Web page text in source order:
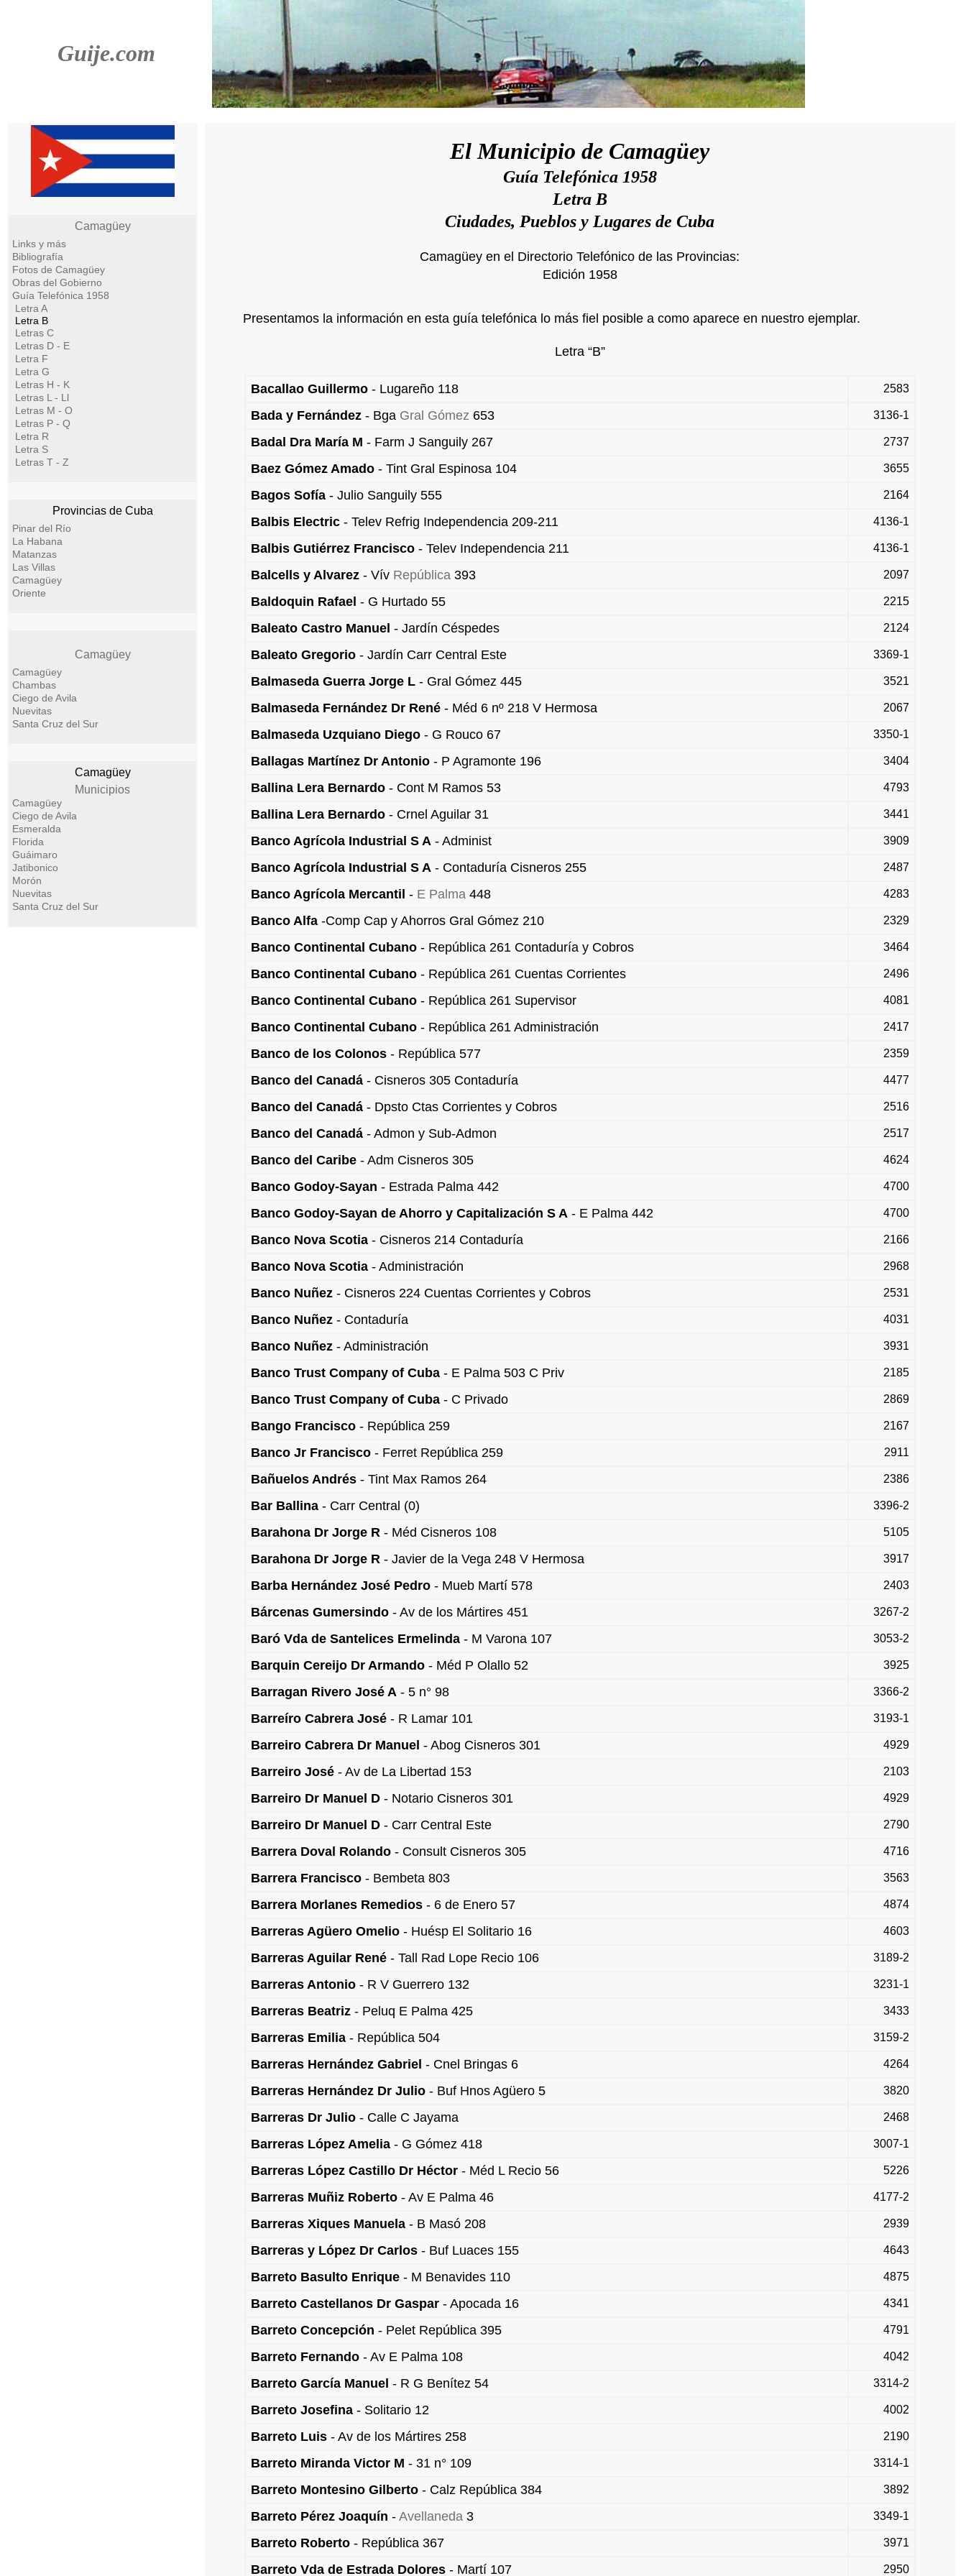
Guije.com
Camagüey
Links y más
Bibliografía
Fotos de Camagüey
Obras del Gobierno
Guía Telefónica 1958
Letra A
Letra B
Letras C
Letras D - E
Letra F
Letra G
Letras H - K
Letras L - Ll
Letras M - O
Letras P - Q
Letra R
Letra S
Letras T - Z
Provincias de Cuba
Pinar del Río
La Habana
Matanzas
Las Villas
Camagüey
Oriente
Camagüey
Camagüey
Chambas
Ciego de Avila
Nuevitas
Santa Cruz del Sur
Camagüey
Municipios
Camagüey
Ciego de Avila
Esmeralda
Florida
Guáimaro
Jatibonico
Morón
Nuevitas
Santa Cruz del Sur
El Municipio de Camagüey
Guía Telefónica 1958
Letra B
Ciudades, Pueblos y Lugares de Cuba
Camagüey en el Directorio Telefónico de las Provincias:
Edición 1958
Presentamos la información en esta guía telefónica lo más fiel posible a como aparece en nuestro ejemplar.
Letra “B”
Bacallao Guillermo- Lugareño 118 2583
Bada y Fernández- Bga Gral Gómez 653 3136-1
Badal Dra María M - Farm J Sanguily 267 2737
Baez Gómez Amado- Tint Gral Espinosa 104 3655
Bagos Sofía- Julio Sanguily 555 2164
Balbis Electric- Telev Refrig Independencia 209-211 4136-1
Balbis Gutiérrez Francisco- Telev Independencia 211 4136-1
Balcells y Alvarez- Vív República393 2097
Baldoquin Rafael - G Hurtado 55 2215
Baleato Castro Manuel - Jardín Céspedes 2124
Baleato Gregorio- Jardín Carr Central Este 3369-1
Balmaseda Guerra Jorge L- Gral Gómez 445 3521
Balmaseda Fernández Dr René- Méd 6 nº 218 V Hermosa 2067
Balmaseda Uzquiano Diego- G Rouco 67 3350-1
Ballagas Martínez Dr Antonio- P Agramonte 196 3404
Ballina Lera Bernardo- Cont M Ramos 53 4793
Ballina Lera Bernardo- Crnel Aguilar 31 3441
Banco Agrícola Industrial S A- Administ 3909
Banco Agrícola Industrial S A- Contaduría Cisneros 255 2487
Banco Agrícola Mercantil - E Palma448 4283
Banco Alfa-Comp Cap y Ahorros Gral Gómez 210 2329
Banco Continental Cubano- República 261 Contaduría y Cobros 3464
Banco Continental Cubano- República 261 Cuentas Corrientes 2496
Banco Continental Cubano- República 261 Supervisor 4081
Banco Continental Cubano- República 261 Administración 2417
Banco de los Colonos- República 577 2359
Banco del Canadá- Cisneros 305 Contaduría 4477
Banco del Canadá- Dpsto Ctas Corrientes y Cobros 2516
Banco del Canadá- Admon y Sub-Admon 2517
Banco del Caribe- Adm Cisneros 305 4624
Banco Godoy-Sayan - Estrada Palma 442 4700
Banco Godoy-Sayan de Ahorro y Capitalización S A- E Palma 442 4700
Banco Nova Scotia- Cisneros 214 Contaduría 2166
Banco Nova Scotia- Administración 2968
Banco Nuñez- Cisneros 224 Cuentas Corrientes y Cobros 2531
Banco Nuñez- Contaduría 4031
Banco Nuñez- Administración 3931
Banco Trust Company of Cuba- E Palma 503 C Priv 2185
Banco Trust Company of Cuba- C Privado 2869
Bango Francisco- República 259 2167
Banco Jr Francisco- Ferret República 259 2911
Bañuelos Andrés- Tint Max Ramos 264 2386
Bar Ballina- Carr Central (0) 3396-2
Barahona Dr Jorge R- Méd Cisneros 108 5105
Barahona Dr Jorge R- Javier de la Vega 248 V Hermosa 3917
Barba Hernández José Pedro- Mueb Martí 578 2403
Bárcenas Gumersindo- Av de los Mártires 451 3267-2
Baró Vda de Santelices Ermelinda- M Varona 107 3053-2
Barquin Cereijo Dr Armando- Méd P Olallo 52 3925
Barragan Rivero José A- 5 n° 98 3366-2
Barreíro Cabrera José- R Lamar 101 3193-1
Barreiro Cabrera Dr Manuel - Abog Cisneros 301 4929
Barreiro José- Av de La Libertad 153 2103
Barreiro Dr Manuel D- Notario Cisneros 301 4929
Barreiro Dr Manuel D- Carr Central Este 2790
Barrera Doval Rolando- Consult Cisneros 305 4716
Barrera Francisco- Bembeta 803 3563
Barrera Morlanes Remedios- 6 de Enero 57 4874
Barreras Agüero Omelio- Huésp El Solitario 16 4603
Barreras Aguilar René- Tall Rad Lope Recio 106 3189-2
Barreras Antonio- R V Guerrero 132 3231-1
Barreras Beatriz- Peluq E Palma 425 3433
Barreras Emilia- República 504 3159-2
Barreras Hernández Gabriel - Cnel Bringas 6 4264
Barreras Hernández Dr Julio- Buf Hnos Agüero 5 3820
Barreras Dr Julio- Calle C Jayama 2468
Barreras López Amelia- G Gómez 418 3007-1
Barreras López Castillo Dr Héctor- Méd L Recio 56 5226
Barreras Muñiz Roberto- Av E Palma 46 4177-2
Barreras Xiques Manuela- B Masó 208 2939
Barreras y López Dr Carlos- Buf Luaces 155 4643
Barreto Basulto Enrique- M Benavides 110 4875
Barreto Castellanos Dr Gaspar- Apocada 16 4341
Barreto Concepción - Pelet República 395 4791
Barreto Fernando- Av E Palma 108 4042
Barreto García Manuel - R G Benítez 54 3314-2
Barreto Josefina- Solitario 12 4002
Barreto Luis- Av de los Mártires 258 2190
Barreto Miranda Victor M - 31 n° 109 3314-1
Barreto Montesino Gilberto- Calz República 384 3892
Barreto Pérez Joaquín - Avellaneda3 3349-1
Barreto Roberto- República 367 3971
Barreto Vda de Estrada Dolores- Martí 107 2950